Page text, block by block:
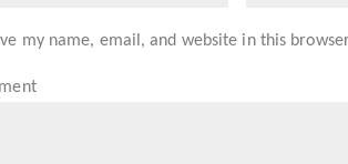
my name, email, and website in this